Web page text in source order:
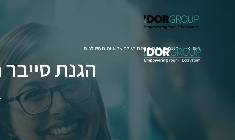
בית
הגנת סייבר הוליסטית בעולם של איומים משולבים
הגנת